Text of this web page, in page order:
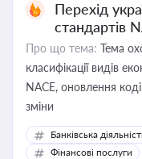
Перехід
стандартів
Про що тема: Тема
класифікації видів
NACE, оновлення
зміни
Банківська
Фінансові послуги